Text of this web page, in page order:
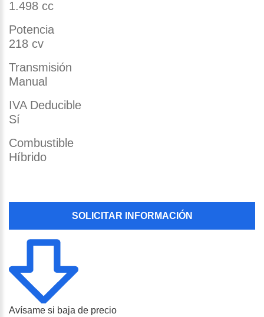
1.498 cc
Potencia
218 cv
Transmisión
Manual
IVA Deducible
Sí
Combustible
Híbrido
SOLICITAR INFORMACIÓN
Avísame si baja de precio